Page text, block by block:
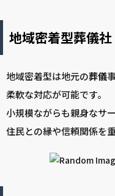
地域密着型葬儀社
地域密着型は地元の葬儀
柔軟な対応が可能です。
小規模ながらも親身なサ
住民との縁や信頼関係を